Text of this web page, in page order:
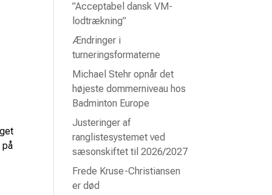
på
”Acceptabel dansk VM-
lodtrækning”
Ændringer i
turneringsformaterne
Michael Stehr opnår det
højeste dommerniveau hos
Badminton Europe
Justeringer af
ranglistesystemet ved
sæsonskiftet til 2026/2027
Frede Kruse-Christiansen
er død